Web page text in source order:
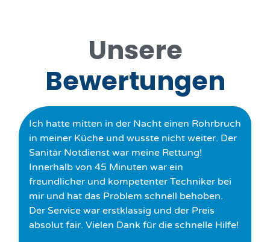
Unsere
Bewertungen
Ich hatte mitten in der Nacht einen Rohrbruch
in meiner Küche und wusste nicht weiter. Der
Sanitär Notdienst war meine Rettung!
Innerhalb von 45 Minuten war ein
freundlicher und kompetenter Techniker bei
mir und hat das Problem schnell behoben.
Der Service war erstklassig und der Preis
absolut fair. Vielen Dank für die schnelle Hilfe!